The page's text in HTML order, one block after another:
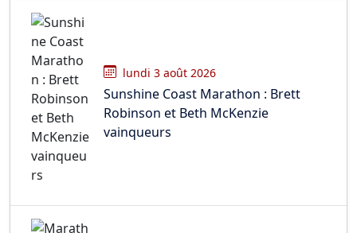
lundi 3 août 2026
Sunshine Coast Marathon : Brett
Robinson et Beth McKenzie
vainqueurs